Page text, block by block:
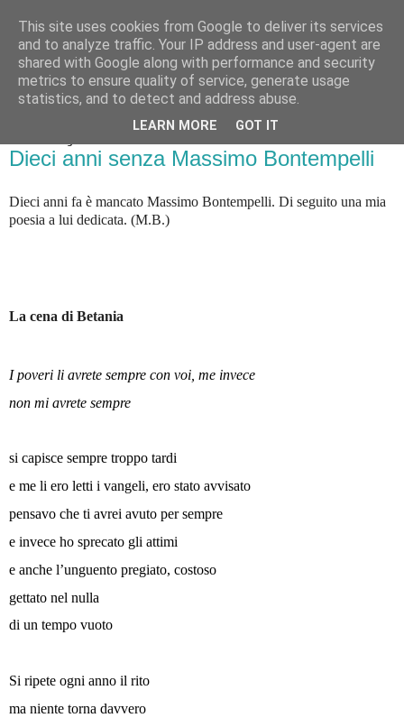
Badiale & Tringali
Dieci anni senza Massimo Bontempelli
Dieci anni fa è mancato Massimo Bontempelli. Di seguito una mia
poesia a lui dedicata. (M.B.)
La cena di Betania
I poveri li avrete sempre con voi, me invece
non mi avrete sempre
si capisce sempre troppo tardi
e me li ero letti i vangeli, ero stato avvisato
pensavo che ti avrei avuto per sempre
e invece ho sprecato gli attimi
e anche l’unguento pregiato, costoso
gettato nel nulla
di un tempo vuoto
Si ripete ogni anno il rito
ma niente torna davvero
This site uses cookies from Google to deliver its services
and to analyze traffic. Your IP address and user-agent are
shared with Google along with performance and security
metrics to ensure quality of service, generate usage
statistics, and to detect and address abuse.
LEARN MORE GOT IT